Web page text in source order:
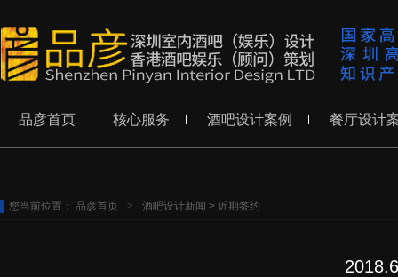
品彦首页 核心服务 酒吧设计案例 餐厅设计
您当前位置： 品彦首页 > 酒吧设计新闻 > 近期签约